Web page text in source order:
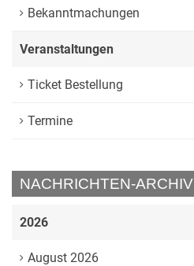
Bekanntmachungen
Veranstaltungen
Ticket Bestellung
Termine
NACHRICHTEN-ARCHIV
2026
August 2026